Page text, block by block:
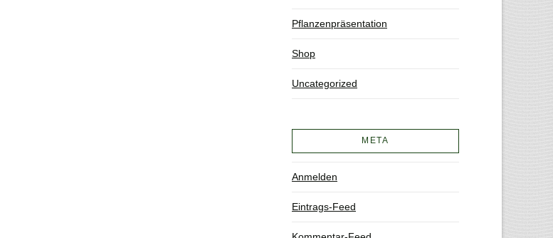
Pflanzenpräsentation
Shop
Uncategorized
META
Anmelden
Eintrags-Feed